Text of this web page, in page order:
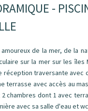
-
amoureux de la mer, de
sur la mer sur les îles
réception traversante
terrasse avec accès au
chambres dont 1 avec
avec sa salle d'eau et